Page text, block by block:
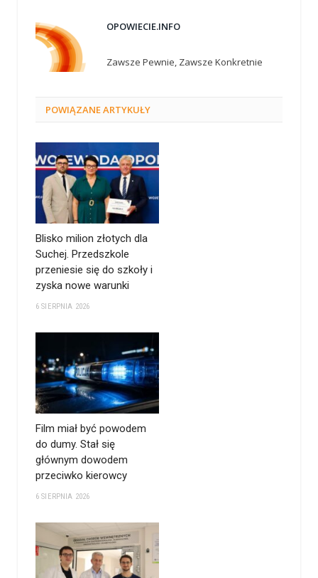
OPOWIECIE.INFO
Zawsze Pewnie, Zawsze Konkretnie
POWIĄZANEARTYKUŁY
Blisko milion złotych dla
Suchej. Przedszkole
przeniesie się do szkoły i
zyska nowe warunki
6 SIERPNIA 2026
Film miał być powodem
do dumy. Stał się
głównym dowodem
przeciwko kierowcy
6 SIERPNIA 2026